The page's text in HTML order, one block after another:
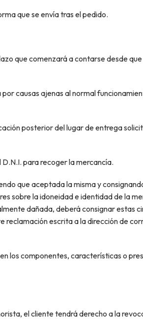
que se envía tras el pedido.
que comenzará a contarse desde
causas ajenas al normal
posterior del lugar de entrega
para recoger la mercancía.
que aceptada la misma y
sobre la idoneidad e identidad de la
dañada, deberá consignar estas
reclamación escrita a la dirección de
los componentes, características o
el cliente tendrá derecho a la